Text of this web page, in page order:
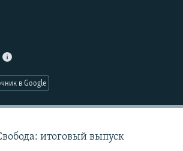
РАССЫЛКУ
в Google
итоговый выпуск